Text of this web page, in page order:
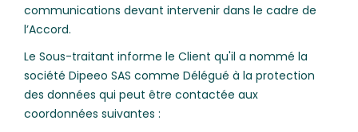
communications devant intervenir dans le cadre de
l’Accord.
Le Sous-traitant informe le Client qu'il a nommé la
société Dipeeo SAS comme Délégué à la protection
des données qui peut être contactée aux
coordonnées suivantes :